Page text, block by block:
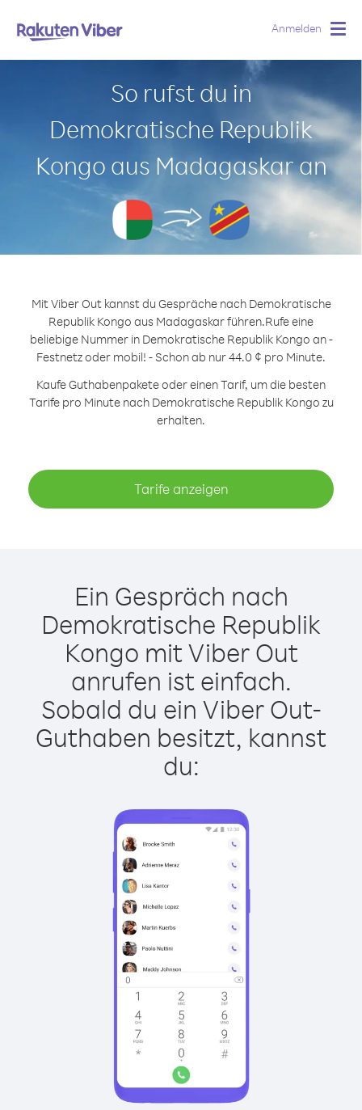
Anmelden
So rufst du in
Demokratische Republik
Kongo aus Madagaskar an
Mit Viber Out kannst du Gespräche nach Demokratische
Republik Kongo aus Madagaskar führen.Rufe eine
beliebige Nummer in Demokratische Republik Kongo an -
Festnetz oder mobil! - Schon ab nur 44.0 ¢ pro Minute.
Kaufe Guthabenpakete oder einen Tarif, um die besten
Tarife pro Minute nach Demokratische Republik Kongo zu
erhalten.
Tarife anzeigen
Ein Gespräch nach
Demokratische Republik
Kongo mit Viber Out
anrufen ist einfach.
Sobald du ein Viber Out-
Guthaben besitzt, kannst
du: